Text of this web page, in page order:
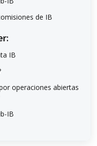
de IB
IB
operaciones abiertas
IB